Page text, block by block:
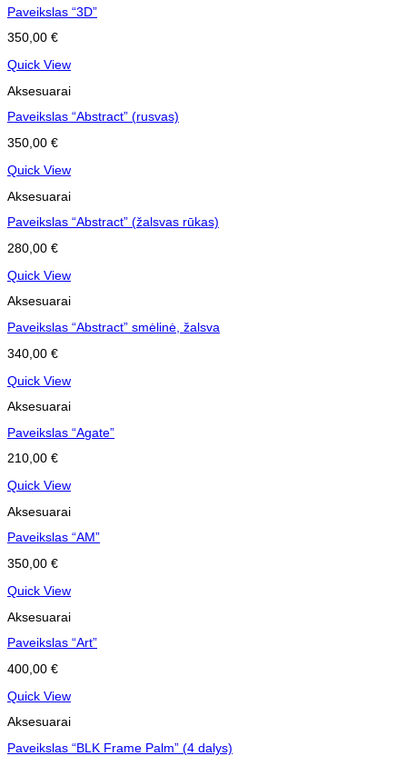
Paveikslas “3D”
350,00 €
Quick View
Aksesuarai
Paveikslas “Abstract” (rusvas)
350,00 €
Quick View
Aksesuarai
Paveikslas “Abstract” (žalsvas rūkas)
280,00 €
Quick View
Aksesuarai
Paveikslas “Abstract” smėlinė, žalsva
340,00 €
Quick View
Aksesuarai
Paveikslas “Agate”
210,00 €
Quick View
Aksesuarai
Paveikslas “AM”
350,00 €
Quick View
Aksesuarai
Paveikslas “Art”
400,00 €
Quick View
Aksesuarai
Paveikslas “BLK Frame Palm” (4 dalys)